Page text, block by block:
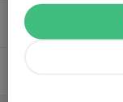
20
Tor